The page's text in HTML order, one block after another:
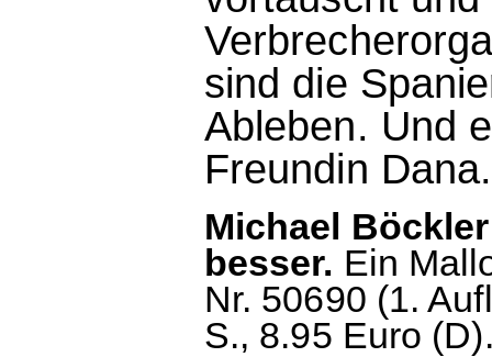
sind die
Ableben. Und
Freundin
Michael
besser. Ein
Nr. 50690 (1.
S., 8.95 Euro